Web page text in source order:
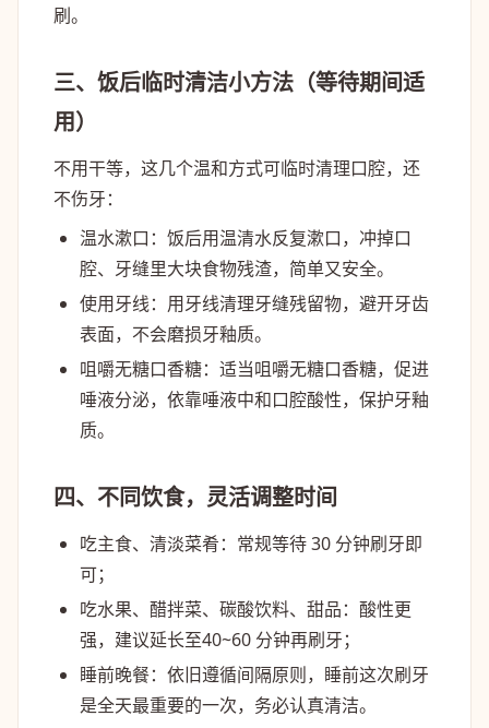
刷。
三、饭后临时清洁小方法（等待期间适
用）
不用干等，这几个温和方式可临时清理口腔，还
不伤牙：
温水漱口 ：饭后用温清水反复漱口，冲掉口
腔、牙缝里大块食物残渣，简单又安全。
使用牙线：用牙线清理牙缝残留物，避开牙齿
表面，不会磨损牙釉质。
咀嚼无糖口香糖：适当咀嚼无糖口香糖，促进
唾液分泌，依靠唾液中和口腔酸性，保护牙釉
质。
四、不同饮食，灵活调整时间
吃主食、清淡菜肴：常规等待 30 分钟刷牙即
可；
吃水果、醋拌菜、碳酸饮料、甜品：酸性更
强，建议延长至40~60 分钟再刷牙；
睡前晚餐：依旧遵循间隔原则，睡前这次刷牙
是全天最重要的一次，务必认真清洁。